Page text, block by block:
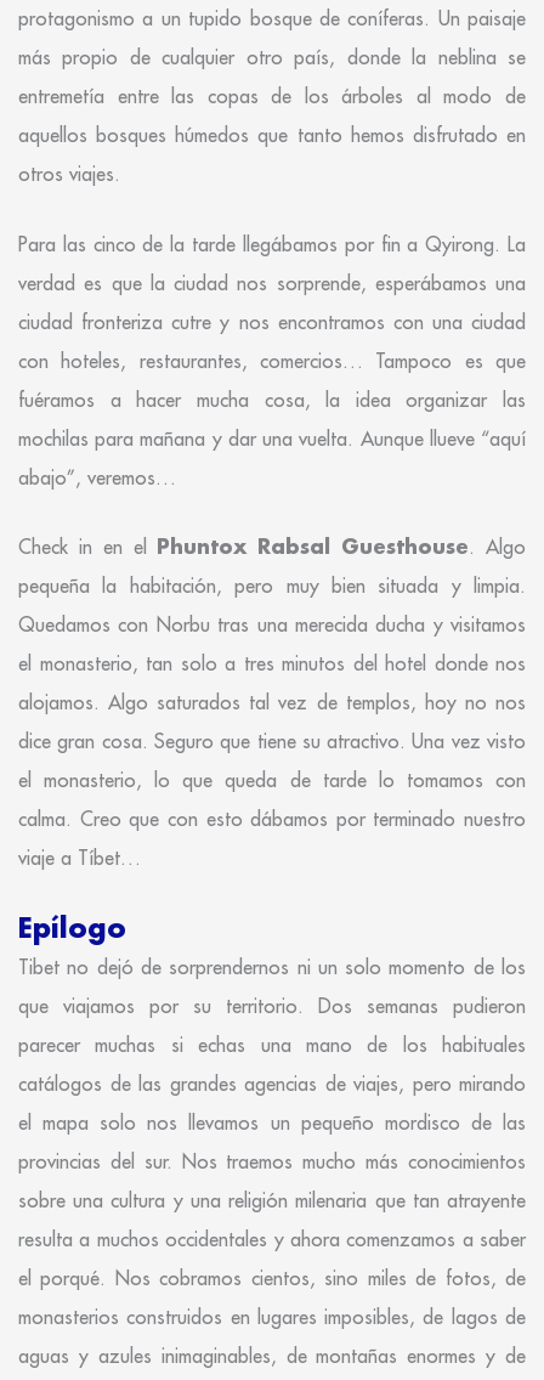
protagonismo a un tupido bosque de coníferas. Un paisaje
más propio de cualquier otro país, donde la neblina se
entremetía entre las copas de los árboles al modo de
aquellos bosques húmedos que tanto hemos disfrutado en
otros viajes.
Para las cinco de la tarde llegábamos por fin a Qyirong. La
verdad es que la ciudad nos sorprende, esperábamos una
ciudad fronteriza cutre y nos encontramos con una ciudad
con hoteles, restaurantes, comercios… Tampoco es que
fuéramos a hacer mucha cosa, la idea organizar las
mochilas para mañana y dar una vuelta. Aunque llueve “aquí
abajo”, veremos…
Check in en el Phuntox Rabsal Guesthouse. Algo
pequeña la habitación, pero muy bien situada y limpia.
Quedamos con Norbu tras una merecida ducha y visitamos
el monasterio, tan solo a tres minutos del hotel donde nos
alojamos. Algo saturados tal vez de templos, hoy no nos
dice gran cosa. Seguro que tiene su atractivo. Una vez visto
el monasterio, lo que queda de tarde lo tomamos con
calma. Creo que con esto dábamos por terminado nuestro
viaje a Tíbet…
Epílogo
Tibet no dejó de sorprendernos ni un solo momento de los
que viajamos por su territorio. Dos semanas pudieron
parecer muchas si echas una mano de los habituales
catálogos de las grandes agencias de viajes, pero mirando
el mapa solo nos llevamos un pequeño mordisco de las
provincias del sur. Nos traemos mucho más conocimientos
sobre una cultura y una religión milenaria que tan atrayente
resulta a muchos occidentales y ahora comenzamos a saber
el porqué. Nos cobramos cientos, sino miles de fotos, de
monasterios construidos en lugares imposibles, de lagos de
aguas y azules inimaginables, de montañas enormes y de